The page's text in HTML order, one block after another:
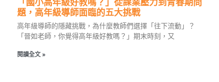
「國小高年級好教嗎？」從課業壓力到青春期問
題，高年級導師面臨的五大挑戰
高年級導師的隱藏挑戰，為什麼教師們選擇「往下流動」？
「晉如老師，你覺得高年級好教嗎？」期末時刻，又
閱讀全文 »